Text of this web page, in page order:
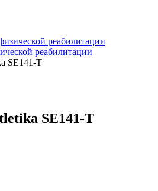
реабилитации
реабилитации
SE141-Т
SE141-Т